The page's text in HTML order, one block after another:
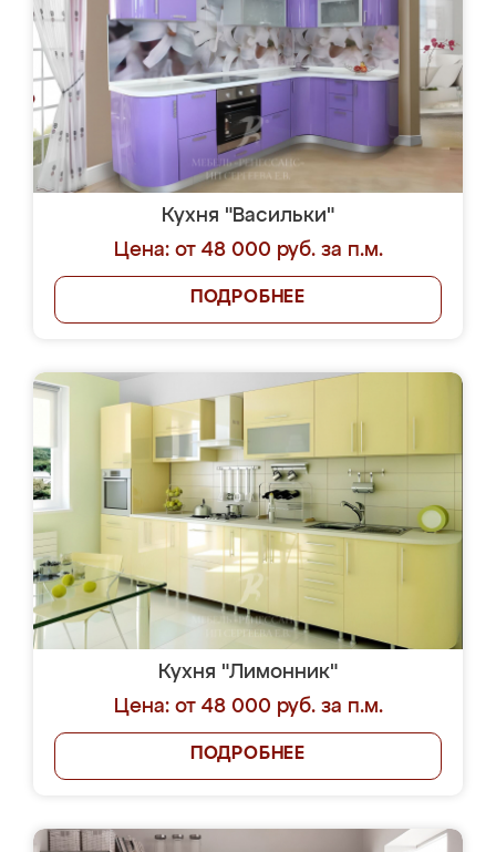
Кухня "Васильки"
Цена: от 48 000 руб. за п.м.
ПОДРОБНЕЕ
Кухня "Лимонник"
Цена: от 48 000 руб. за п.м.
ПОДРОБНЕЕ